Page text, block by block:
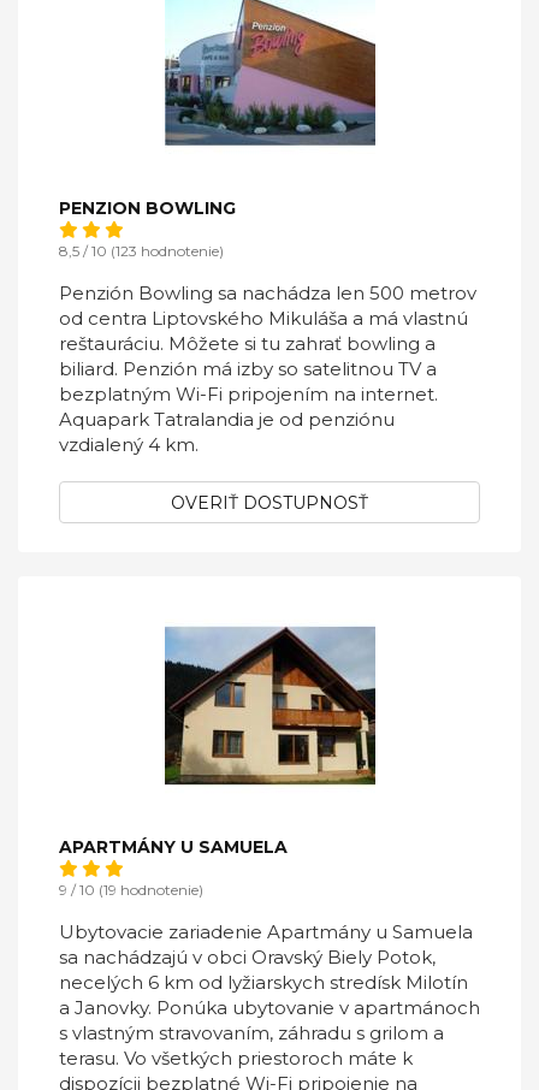
PENZION BOWLING
8,5 / 10 (123 hodnotenie)
Penzión Bowling sa nachádza len 500 metrov
od centra Liptovského Mikuláša a má vlastnú
reštauráciu. Môžete si tu zahrať bowling a
biliard. Penzión má izby so satelitnou TV a
bezplatným Wi-Fi pripojením na internet.
Aquapark Tatralandia je od penziónu
vzdialený 4 km.
OVERIŤ DOSTUPNOSŤ
APARTMÁNY U SAMUELA
9 / 10 (19 hodnotenie)
Ubytovacie zariadenie Apartmány u Samuela
sa nachádzajú v obci Oravský Biely Potok,
necelých 6 km od lyžiarskych stredísk Milotín
a Janovky. Ponúka ubytovanie v apartmánoch
s vlastným stravovaním, záhradu s grilom a
terasu. Vo všetkých priestoroch máte k
dispozícii bezplatné Wi-Fi pripojenie na